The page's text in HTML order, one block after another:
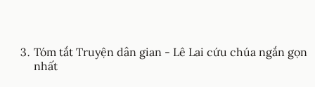
Tóm tắt Truyện dân gian - Lê Lai cứu chúa ngắn gọn
nhất